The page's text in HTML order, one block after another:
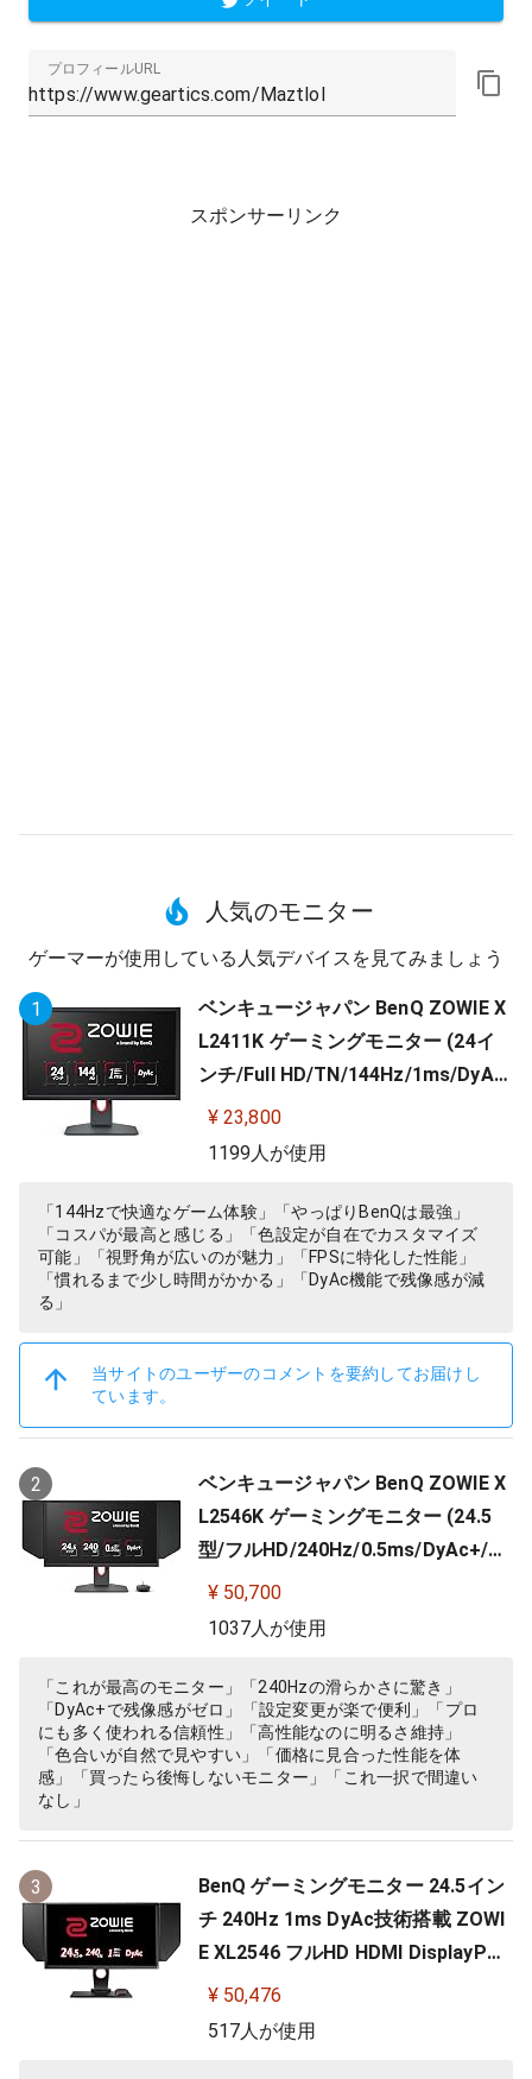
プロフィールURL
スポンサーリンク
人気のモニター
ゲーマーが使用している人気デバイスを見てみましょう
1
ベンキュージャパン BenQ ZOWIE X
L2411K ゲーミングモニター (24イ
ンチ/Full HD/TN/144Hz/1ms/DyAc/
小さめ台座/OSDメニュー/指一本で
高さ調整)
¥ 23,800
1199人が使用
「144Hzで快適なゲーム体験」「やっぱりBenQは最強」
「コスパが最高と感じる」「色設定が自在でカスタマイズ
可能」「視野角が広いのが魅力」「FPSに特化した性能」
「慣れるまで少し時間がかかる」「DyAc機能で残像感が減
る」
当サイトのユーザーのコメントを要約してお届けし
ています。
2
ベンキュージャパン BenQ ZOWIE X
L2546K ゲーミングモニター (24.5
型/フルHD/240Hz/0.5ms/DyAc+/小
さめ台座/新筐体デザイン/新OSDメ
ニュー/新型液晶パネル採用)
¥ 50,700
1037人が使用
「これが最高のモニター」「240Hzの滑らかさに驚き」
「DyAc+で残像感がゼロ」「設定変更が楽で便利」「プロ
にも多く使われる信頼性」「高性能なのに明るさ維持」
「色合いが自然で見やすい」「価格に見合った性能を体
感」「買ったら後悔しないモニター」「これ一択で間違い
なし」
3
BenQ ゲーミングモニター 24.5イン
チ 240Hz 1ms DyAc技術搭載 ZOWI
E XL2546 フルHD HDMI DisplayPor
t DVI-DL搭載 FPS向き ディスプレイ
¥ 50,476
517人が使用